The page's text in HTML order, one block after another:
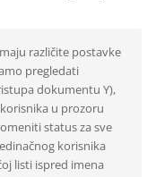
različite postavke
pregledati
dokumentu Y),
u prozoru
status za sve
korisnika
listi ispred imena